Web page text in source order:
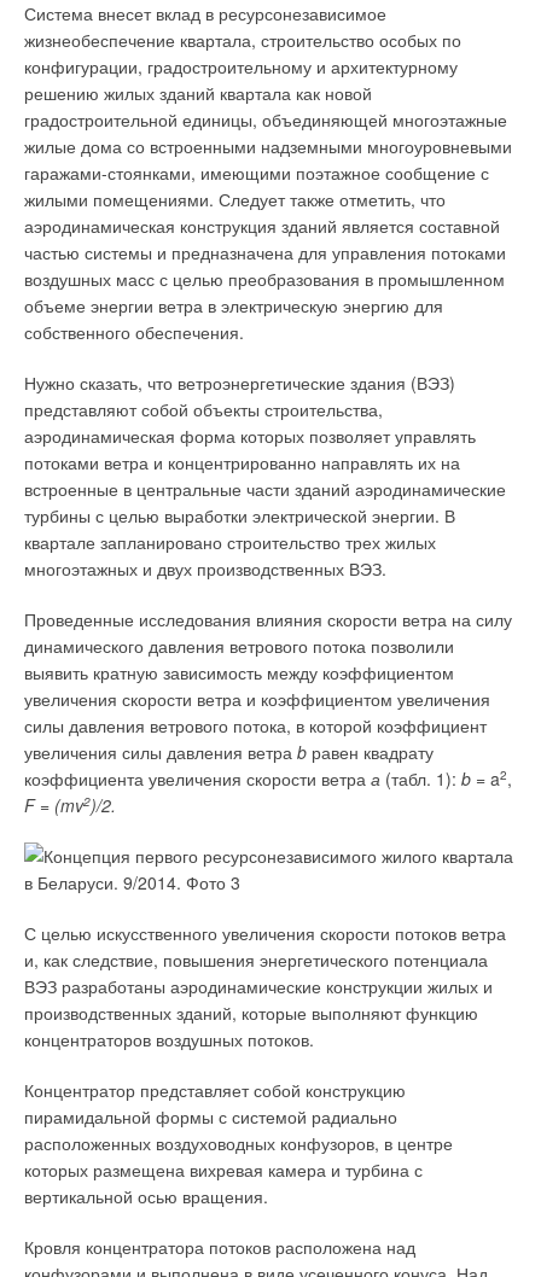
Система внесет вклад в ресурсонезависимое
жизнеобеспечение квартала, строительство особых по
конфигурации, градостроительному и архитектурному
решению жилых зданий квартала как новой
градостроительной единицы, объединяющей многоэтажные
жилые дома со встроенными надземными многоуровневыми
гаражами-стоянками, имеющими поэтажное сообщение с
жилыми помещениями. Следует также отметить, что
аэродинамическая конструкция зданий является составной
частью системы и предназначена для управления потоками
воздушных масс с целью преобразования в промышленном
объеме энергии ветра в электрическую энергию для
собственного обеспечения.
Нужно сказать, что ветроэнергетические здания (ВЭЗ)
представляют собой объекты строительства,
аэродинамическая форма которых позволяет управлять
потоками ветра и концентрированно направлять их на
встроенные в центральные части зданий аэродинамические
турбины с целью выработки электрической энергии. В
квартале запланировано строительство трех жилых
многоэтажных и двух производственных ВЭЗ.
Проведенные исследования влияния скорости ветра на силу
динамического давления ветрового потока позволили
выявить кратную зависимость между коэффициентом
увеличения скорости ветра и коэффициентом увеличения
силы давления ветрового потока, в которой коэффициент
увеличения силы давления ветра b равен квадрату
коэффициента увеличения скорости ветра а (табл. 1): b = a2,
F= (mv2)/2.
С целью искусственного увеличения скорости потоков ветра
и, как следствие, повышения энергетического потенциала
ВЭЗ разработаны аэродинамические конструкции жилых и
производственных зданий, которые выполняют функцию
концентраторов воздушных потоков.
Концентратор представляет собой конструкцию
пирамидальной формы с системой радиально
расположенных воздуховодных конфузоров, в центре
которых размещена вихревая камера и турбина с
вертикальной осью вращения.
Кровля концентратора потоков расположена над